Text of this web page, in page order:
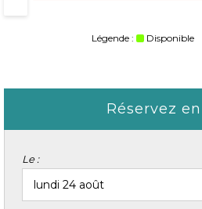
Légende : Disponible
Réservez
Le :